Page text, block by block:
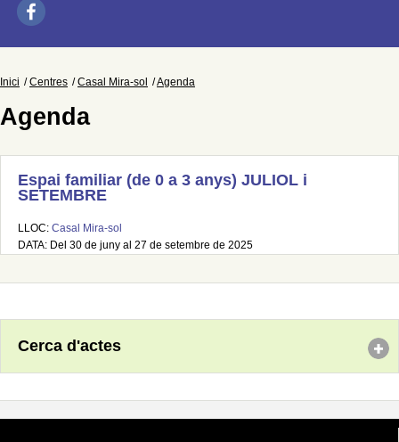
Inici Centres Casal Mira-sol Agenda
Agenda
Espai familiar (de 0 a 3 anys) JULIOL i
SETEMBRE
LLOC: Casal Mira-sol
DATA: Del 30 de juny al 27 de setembre de 2025
Cerca d'actes